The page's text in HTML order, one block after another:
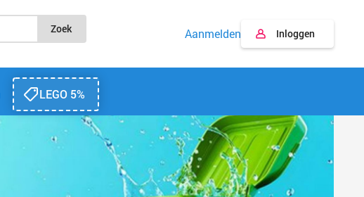
Zoek
Aanmelden Inloggen
LEGO 5%